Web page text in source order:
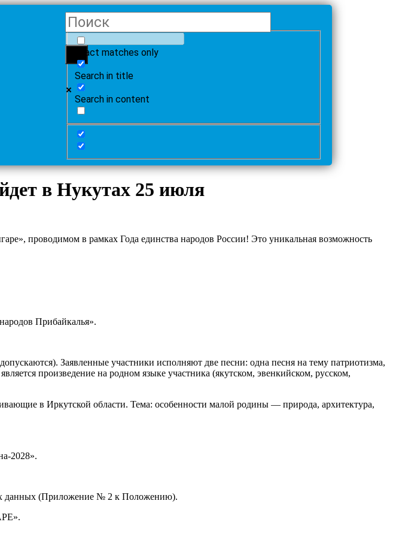
Exact matches only
Search in title
Search in content
в Нукутах 25 июля
проводимом в рамках Года единства народов России! Это уникальная возможность
Прибайкалья».
Заявленные участники исполняют две песни: одна песня на тему патриотизма,
произведение на родном языке участника (якутском, эвенкийском, русском,
в Иркутской области. Тема: особенности малой родины — природа, архитектура,
данных (Приложение № 2 к Положению).